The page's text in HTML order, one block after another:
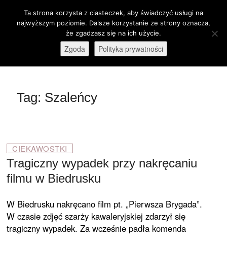
Otwórz pasek narzędzi
stare-kino.pl
ZAPRASZAMY
M
e
B
Tag: Szaleńcy
CIEKAWOSTKI
Tragiczny wypadek przy nakręcaniu
filmu w Biedrusku
W Biedrusku nakręcano film pt. „Pierwsza Brygada”.
W czasie zdjęć szarży kawaleryjskiej zdarzył się
tragiczny wypadek. Za wcześnie padła komenda
Ta strona korzysta z ciasteczek, aby świadczyć usługi na
najwyższym poziomie. Dalsze korzystanie ze strony oznacza,
że zgadzasz się na ich użycie.
Zgoda Polityka prywatności